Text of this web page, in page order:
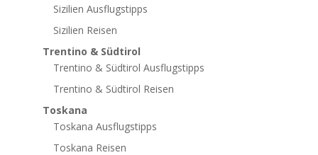
Sizilien Ausflugstipps
Sizilien Reisen
Trentino & Südtirol
Trentino & Südtirol Ausflugstipps
Trentino & Südtirol Reisen
Toskana
Toskana Ausflugstipps
Toskana Reisen